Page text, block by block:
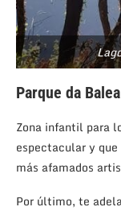
Parque da Balea
Zona infantil para
espectacular y
más afamados
Por último, te